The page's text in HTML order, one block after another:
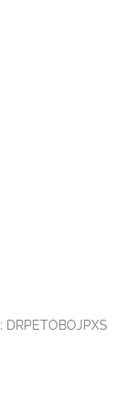
DRPETOBOJPXS